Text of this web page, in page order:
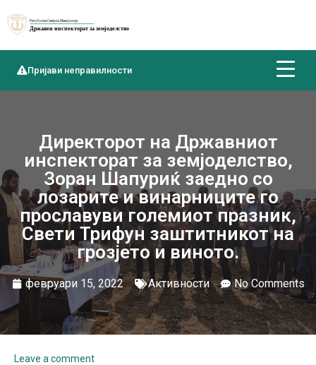
Пријави неправилности
Директорот на Државниот
инспекторат за земјоделство,
Зоран Шапуриќ заедно со
лозарите и винарниците го
прославуви големиот празник,
Свети Трифун заштитникот на
грозјето и виното.
февруари 15, 2022 Активности No Comments
Leave a comment